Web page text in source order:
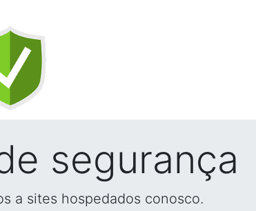
segurança
a sites hospedados conosco.